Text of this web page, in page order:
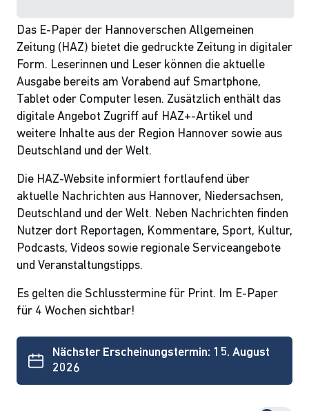
Das E-Paper der Hannoverschen Allgemeinen
Zeitung (HAZ) bietet die gedruckte Zeitung in digitaler
Form. Leserinnen und Leser können die aktuelle
Ausgabe bereits am Vorabend auf Smartphone,
Tablet oder Computer lesen. Zusätzlich enthält das
digitale Angebot Zugriff auf HAZ+-Artikel und
weitere Inhalte aus der Region Hannover sowie aus
Deutschland und der Welt.
Die HAZ-Website informiert fortlaufend über
aktuelle Nachrichten aus Hannover, Niedersachsen,
Deutschland und der Welt. Neben Nachrichten finden
Nutzer dort Reportagen, Kommentare, Sport, Kultur,
Podcasts, Videos sowie regionale Serviceangebote
und Veranstaltungstipps.
Es gelten die Schlusstermine für Print. Im E-Paper
für 4 Wochen sichtbar!
Nächster Erscheinungstermin: 15. August
2026